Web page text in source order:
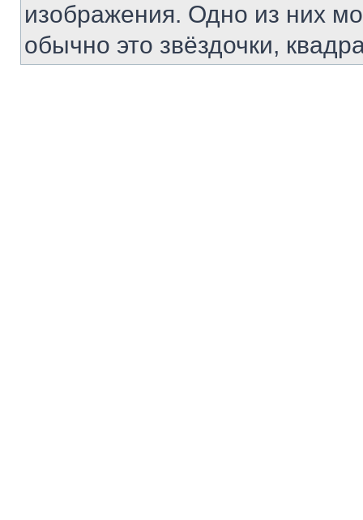
изображения. Одно из них
обычно это звёздочки,